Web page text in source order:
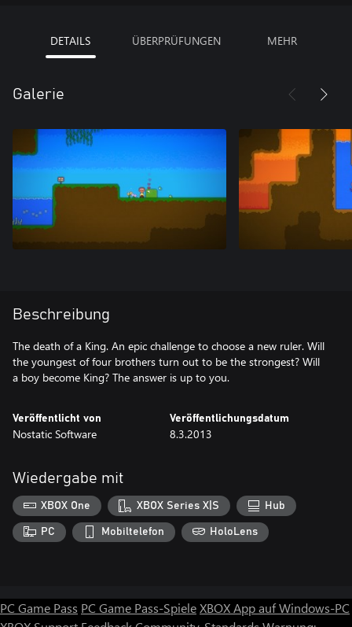
DETAILS ÜBERPRÜFUNGEN MEHR
Galerie
Beschreibung
The death of a King. An epic challenge to choose a new ruler. Will
the youngest of four brothers turn out to be the strongest? Will
a boy become King? The answer is up to you.
Veröffentlicht von
Nostatic Software
Veröffentlichungsdatum
8.3.2013
Wiedergabe mit
XBOX One XBOX Series X|S Hub
PC Mobiltelefon HoloLens
PC Game Pass PC Game Pass-SpieleXBOX App auf Windows-PC